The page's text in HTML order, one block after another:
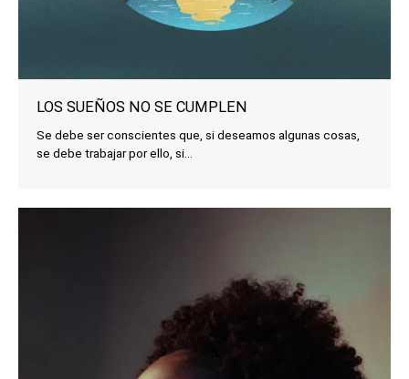
LOS SUEÑOS NO SE CUMPLEN
Se debe ser conscientes que, si deseamos algunas cosas,
se debe trabajar por ello, si...